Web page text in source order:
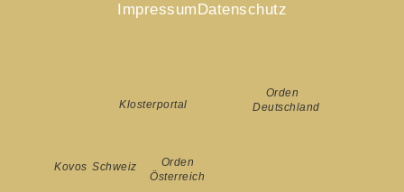
Impressum Datenschutz
Orden
Deutschland
Kovos Schweiz
Klosterportal
Orden
Österreich